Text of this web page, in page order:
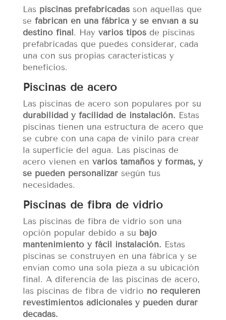
Las piscinas prefabricadasson aquellas que
se fabrican en una fábrica y se envían a su
destino final. Hay varios tiposde piscinas
prefabricadas que puedes considerar, cada
una con sus propias características y
beneficios.
Piscinas de acero
Las piscinas de acero son populares por su
durabilidad y facilidad de instalación. Estas
piscinas tienen una estructura de acero que
se cubre con una capa de vinilo para crear
la superficie del agua. Las piscinas de
acero vienen en varios tamaños y formas, y
se pueden personalizar según tus
necesidades.
Piscinas de fibra de vidrio
Las piscinas de fibra de vidrio son una
opción popular debido a su bajo
mantenimiento y fácil instalación. Estas
piscinas se construyen en una fábrica y se
envían como una sola pieza a su ubicación
final. A diferencia de las piscinas de acero,
las piscinas de fibra de vidrio no requieren
revestimientos adicionales y pueden durar
décadas.